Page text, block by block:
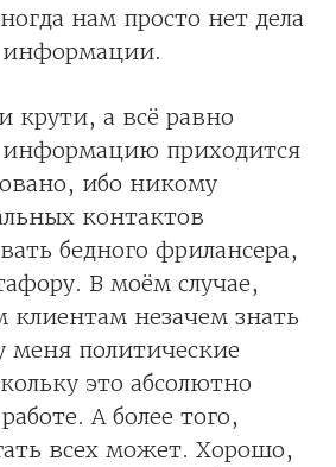
нам просто нет дела
информации.
крути, а всё равно
информацию приходится
ибо никому
контактов
бедного фрилансера,
В моём случае,
клиентам незачем знать
меня политические
это абсолютно
А более того,
всех может. Хорошо,